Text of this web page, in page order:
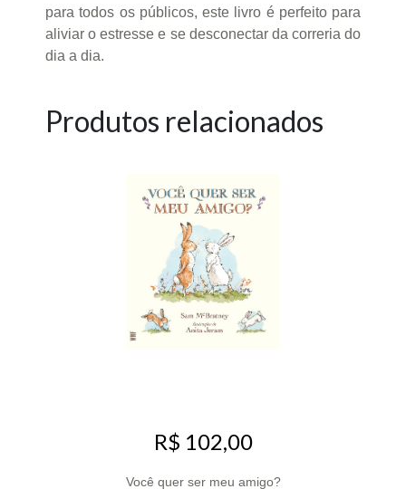
para todos os públicos, este livro é perfeito para
aliviar o estresse e se desconectar da correria do
dia a dia.
Produtos relacionados
R$ 102,00
Você quer ser meu amigo?